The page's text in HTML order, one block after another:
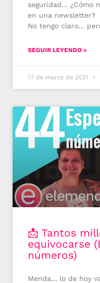
seguridad… ¿Cómo
en una newsletter?
No tengo claro…
SEGUIR LEYENDO »
17 de marzo de 2021
📩 Tantos
equivocarse
números)
Menda… lo de hoy